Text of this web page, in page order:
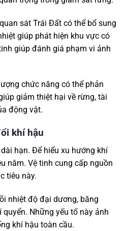
sát Trái Đất có thể bổ sung
giúp phát hiện khu vực có
giúp đánh giá phạm vi ảnh
chức năng có thể phản
giảm thiệt hại về rừng, tài
động vật.
khí hậu
hạn. Để hiểu xu hướng khí
năm. Vệ tinh cung cấp nguồn
tiêu này.
nhiệt độ đại dương, băng
Những yếu tố này ảnh
khí hậu toàn cầu.